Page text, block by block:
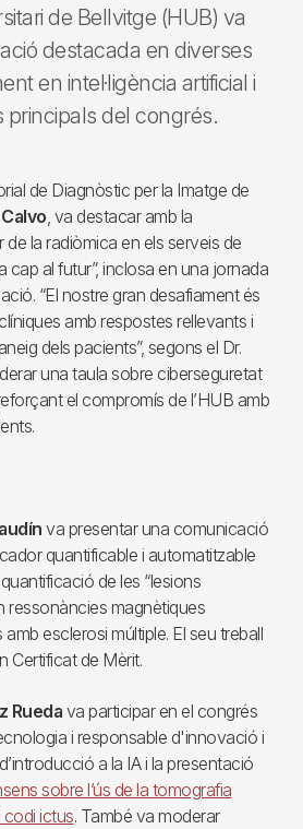
de Bellvitge (HUB) va
destacada en diverses
en intel·ligència artificial i
principals del congrés.
de Diagnòstic per la Imatge de
, va destacar amb la
de la radiòmica en els serveis de
cap al futur”, inclosa en una jornada
“El nostre gran desafiament és
amb respostes rellevants i
dels pacients”, segons el Dr.
una taula sobre ciberseguretat
el compromís de l’HUB amb
va presentar una comunicació
quantificable i automatitzable
de les “lesions
ressonàncies magnètiques
esclerosi múltiple. El seu treball
Certificat de Mèrit.
Rueda va participar en el congrés
i responsable d'innovació i
a la IA i la presentació
sobre l’ús de la tomografia
ictus. També va moderar